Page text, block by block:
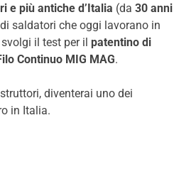
e più antiche d’Italia (da30 anni
saldatori che oggi lavorano in
svolgi il test per ilpatentino di
Continuo MIG MAG.
diventerai uno dei
in Italia.